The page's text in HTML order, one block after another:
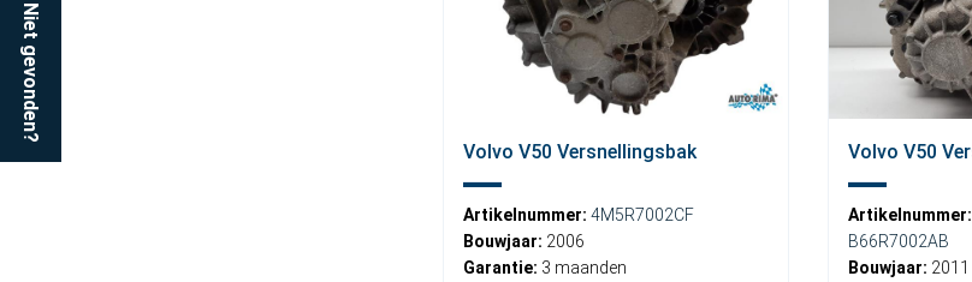
Volvo V50 Versnellingsbak
Artikelnummer: 4M5R7002CF
Bouwjaar: 2006
Garantie: 3 maanden
Volvo V50
Artikelnummer:
B66R7002AB
Bouwjaar: 2011
Niet gevonden?